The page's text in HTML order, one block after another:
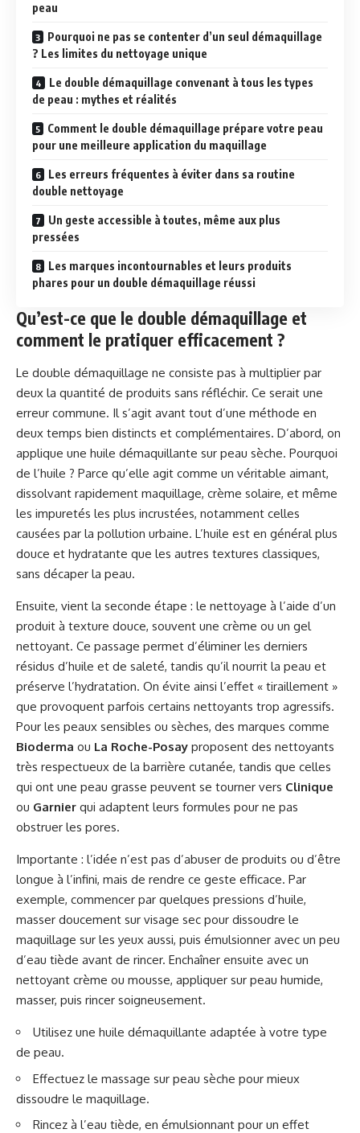
peau
Pourquoi ne pas se contenter d’un seul démaquillage
? Les limites du nettoyage unique
Le double démaquillage convenant à tous les types
de peau : mythes et réalités
Comment le double démaquillage prépare votre peau
pour une meilleure application du maquillage
Les erreurs fréquentes à éviter dans sa routine
double nettoyage
Un geste accessible à toutes, même aux plus
pressées
Les marques incontournables et leurs produits
phares pour un double démaquillage réussi
Qu’est-ce que le double démaquillage et
comment le pratiquer efficacement ?
Le double démaquillage ne consiste pas à multiplier par
deux la quantité de produits sans réfléchir. Ce serait une
erreur commune. Il s’agit avant tout d’une méthode en
deux temps bien distincts et complémentaires. D’abord, on
applique une huile démaquillante sur peau sèche. Pourquoi
de l’huile ? Parce qu’elle agit comme un véritable aimant,
dissolvant rapidement maquillage, crème solaire, et même
les impuretés les plus incrustées, notamment celles
causées par la pollution urbaine. L’huile est en général plus
douce et hydratante que les autres textures classiques,
sans décaper la peau.
Ensuite, vient la seconde étape : le nettoyage à l’aide d’un
produit à texture douce, souvent une crème ou un gel
nettoyant. Ce passage permet d’éliminer les derniers
résidus d’huile et de saleté, tandis qu’il nourrit la peau et
préserve l’hydratation. On évite ainsi l’effet « tiraillement »
que provoquent parfois certains nettoyants trop agressifs.
Pour les peaux sensibles ou sèches, des marques comme
Bioderma ou La Roche-Posay proposent des nettoyants
très respectueux de la barrière cutanée, tandis que celles
qui ont une peau grasse peuvent se tourner vers Clinique
ou Garnier qui adaptent leurs formules pour ne pas
obstruer les pores.
Importante : l’idée n’est pas d’abuser de produits ou d’être
longue à l’infini, mais de rendre ce geste efficace. Par
exemple, commencer par quelques pressions d’huile,
masser doucement sur visage sec pour dissoudre le
maquillage sur les yeux aussi, puis émulsionner avec un peu
d’eau tiède avant de rincer. Enchaîner ensuite avec un
nettoyant crème ou mousse, appliquer sur peau humide,
masser, puis rincer soigneusement.
Utilisez une huile démaquillante adaptée à votre type
de peau.
Effectuez le massage sur peau sèche pour mieux
dissoudre le maquillage.
Rincez à l’eau tiède, en émulsionnant pour un effet